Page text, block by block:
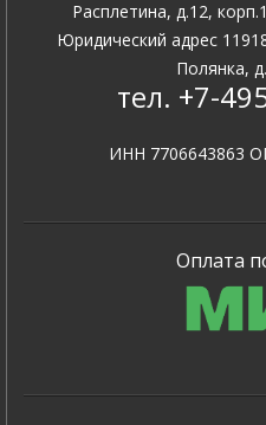
Расплетина, д.12,
Юридический адрес
Полянка,
тел. +7-
ИНН 7706643863
Оплата